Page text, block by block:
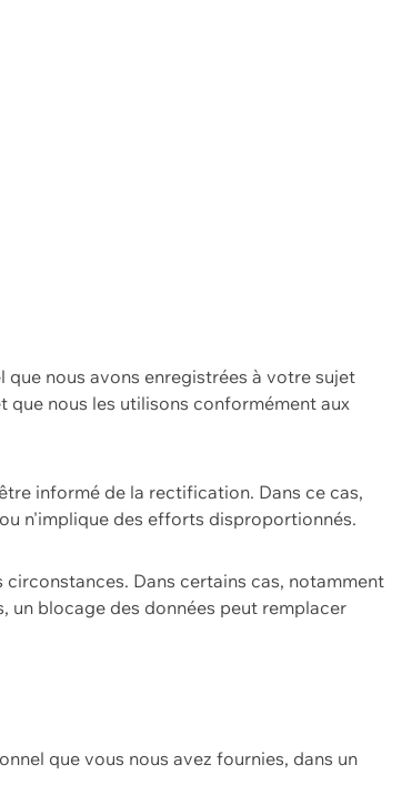
nous avons enregistrées à votre sujet
que nous les utilisons conformément aux
informé de la rectification. Dans ce cas,
n'implique des efforts disproportionnés.
Dans certains cas, notamment
un blocage des données peut remplacer
que vous nous avez fournies, dans un